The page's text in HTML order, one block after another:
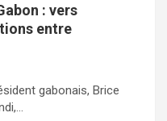
: vers
entre
gabonais, Brice